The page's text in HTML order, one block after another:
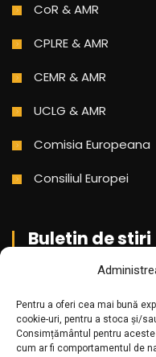
Pentru a oferi cea mai bună
cookie-uri, pentru a stoca și/
Consimțământul pentru
cum ar fi comportamentul de
CoR & AMR
CPLRE & AMR
CEMR & AMR
UCLG & AMR
Comisia Europeana
Consiliul Europei
Buletin de stiri
Aboneaza-te pentru a
noastra!